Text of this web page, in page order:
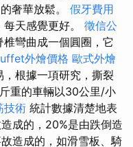
奢華放鬆。 假牙費用
天感覺更好。 徵信公
彎曲成一個圓圈，它
外燴價格 歐式外燴
根據一項研究，撕裂
重的車輛以30公里/小
技術 統計數據清楚地表
成的，20%是由跌倒造
造成的，如滑雪板、騎